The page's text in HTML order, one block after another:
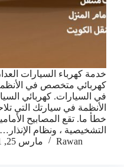
خدمة كهرباء السيارات
كهربائي متخصص في الأنظمة
في السيارات. كهربائي
الأنظمة في سيارتك التي
خطأ ما. تقع المصابيح
التشخيصية ، ونظام الإنذار…
Rawan
مارس 25, 2021